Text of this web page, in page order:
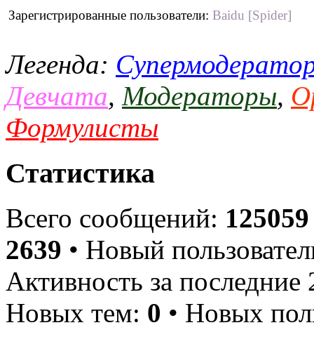
Зарегистрированные пользователи: Baidu [Spider]
Легенда:
Девчата, Модераторы,
Формулисты
Статистика
Всего сообщений: 125059
2639 • Новый
Активность за
Новых тем: 0 • Новых